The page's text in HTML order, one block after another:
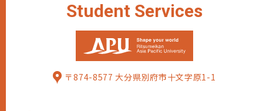
Student Services
〒874-8577 大分県別府市十文字原1-1